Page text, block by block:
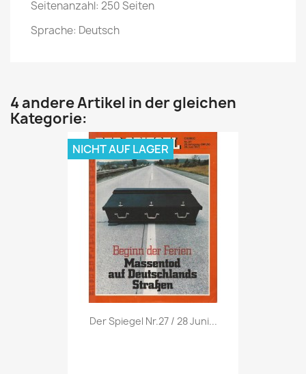
Seitenanzahl: 250 Seiten
Sprache: Deutsch
4 andere Artikel in der gleichen
Kategorie:
Vorschau
Der Spiegel Nr.27 / 28 Juni...
NICHT AUF LAGER